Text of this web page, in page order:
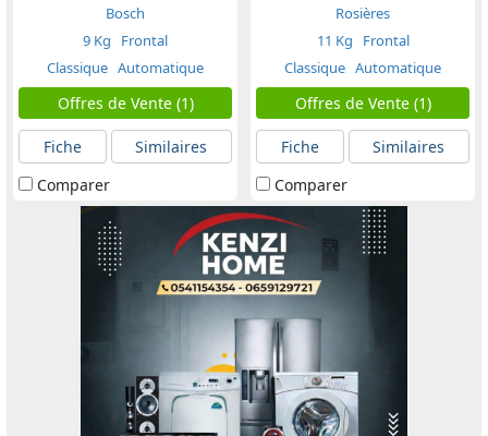
Bosch
9 Kg
Frontal
Classique Automatique
Offres de Vente (1)
Fiche
Similaires
Comparer
Rosières
11 Kg
Frontal
Classique Automatique
Offres de Vente (1)
Fiche
Similaires
Comparer